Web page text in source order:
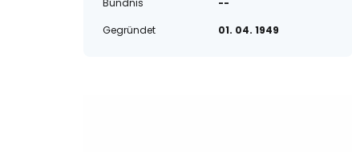
Bündnis
--
Gegründet
01. 04. 1949